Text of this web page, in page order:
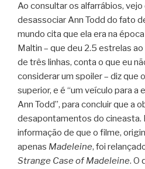
Ao consultar os alfarrábios,
desassociar Ann Todd do fato
mundo cita que ela era na
Maltin – que deu 2.5 estrelas
de três linhas, conta o que eu
considerar um spoiler – diz que
superior, e é “um veículo para a
Ann Todd”, para concluir que a
desapontamentos do cineasta.
informação de que o filme,
apenas Madeleine, foi
Strange Case of Madeleine. O